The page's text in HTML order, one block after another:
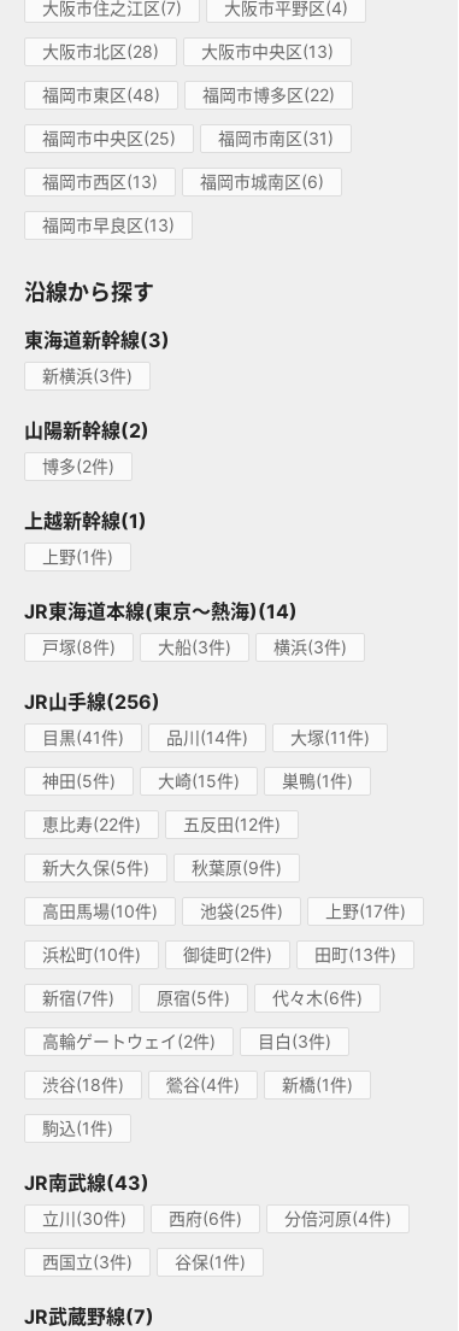
大阪市住之江区(7) 大阪市平野区(4)
大阪市北区(28) 大阪市中央区(13)
福岡市東区(48) 福岡市博多区(22)
福岡市中央区(25) 福岡市南区(31)
福岡市西区(13) 福岡市城南区(6)
福岡市早良区(13)
沿線から探す
東海道新幹線(3)
新横浜(3件)
山陽新幹線(2)
博多(2件)
上越新幹線(1)
上野(1件)
JR東海道本線(東京～熱海)(14)
戸塚(8件) 大船(3件) 横浜(3件)
JR山手線(256)
目黒(41件) 品川(14件) 大塚(11件)
神田(5件) 大崎(15件) 巣鴨(1件)
恵比寿(22件) 五反田(12件)
新大久保(5件) 秋葉原(9件)
高田馬場(10件) 池袋(25件) 上野(17件)
浜松町(10件) 御徒町(2件) 田町(13件)
新宿(7件) 原宿(5件) 代々木(6件)
高輪ゲートウェイ(2件) 目白(3件)
渋谷(18件) 鶯谷(4件) 新橋(1件)
駒込(1件)
JR南武線(43)
立川(30件) 西府(6件) 分倍河原(4件)
西国立(3件) 谷保(1件)
JR武蔵野線(7)